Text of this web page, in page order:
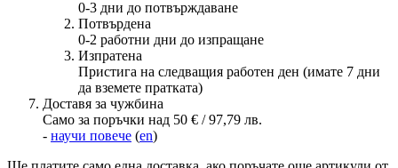
0-3 дни до потвърждаване
Потвърдена
0-2 работни дни до изпращане
Изпратена
Пристига на следващия работен ден (имате 7 дни
да вземете пратката)
Доставя за чужбина
Само за поръчки над 50 € / 97,79 лв.
- научи повече (en)